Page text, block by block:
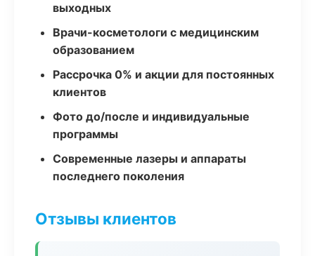
выходных
Врачи-косметологи с медицинским
образованием
Рассрочка 0% и акции для постоянных
клиентов
Фото до/после и индивидуальные
программы
Современные лазеры и аппараты
последнего поколения
Отзывы клиентов